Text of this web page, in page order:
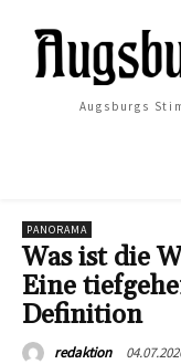
Augsburgs
PANORAMA
Was ist die
Eine
Definition
redaktion